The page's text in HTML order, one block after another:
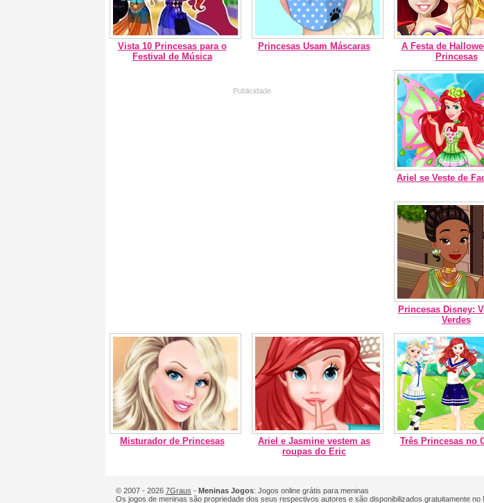
Vista 10 Princesas para o
Festival de Música
Princesas Usam Máscaras
A Festa de
Princesas
Ariel se Veste de
Princesas Disney:
Verdes
Misturador de Princesas
Ariel e Jasmine vestem as
roupas do Eric
Três Princesas no
© 2007 - 2026 7Graus - Meninas Jogos: Jogos online grátis para meninas
Os jogos de meninas são propriedade dos seus respectivos autores e são disponibilizados gratuitamente no